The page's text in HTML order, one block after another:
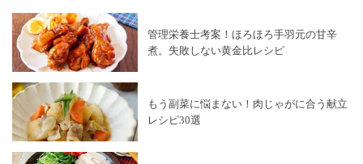
なす×肉料理 じゃがいも
肉料理×鍋料理 肉料理×野菜料理
トンテキ×肉料理 肉料理
大葉×肉料理 大豆
冷しゃぶ×肉料理 鶏ささみ×肉料理
レモン×肉料理 さっぱり
お弁当×肉料理 健康・ヘルシーレシピ
管理栄養士考案！ほろほろ手羽元の甘辛
煮。失敗しない黄金比レシピ
もう副菜に悩まない！肉じゃがに合う献立
レシピ30選